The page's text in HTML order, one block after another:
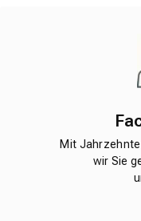
Mit
wir Sie